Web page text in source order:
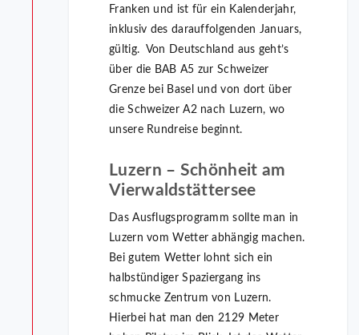
Franken und ist für ein Kalenderjahr,
inklusiv des darauffolgenden Januars,
gültig. Von Deutschland aus geht’s
über die BAB A5 zur Schweizer
Grenze bei Basel und von dort über
die Schweizer A2 nach Luzern, wo
unsere Rundreise beginnt.
Luzern – Schönheit am
Vierwaldstättersee
Das Ausflugsprogramm sollte man in
Luzern vom Wetter abhängig machen.
Bei gutem Wetter lohnt sich ein
halbstündiger Spaziergang ins
schmucke Zentrum von Luzern.
Hierbei hat man den 2129 Meter